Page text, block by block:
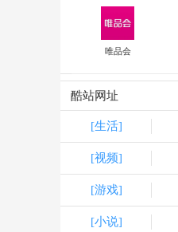
唯品会
酷站网址
[生活]
[视频]
[游戏]
[小说]